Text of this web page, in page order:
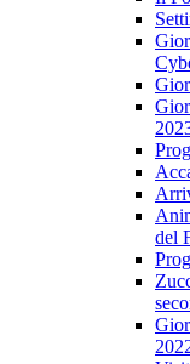
del